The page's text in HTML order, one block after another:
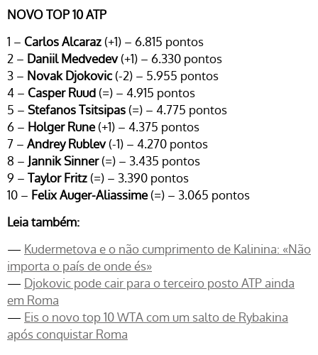
NOVO TOP 10 ATP
1 – Carlos Alcaraz(+1) – 6.815 pontos
2 – Daniil Medvedev(+1) – 6.330 pontos
3 – Novak Djokovic(-2) – 5.955 pontos
4 – Casper Ruud(=) – 4.915 pontos
5 – Stefanos Tsitsipas(=) – 4.775 pontos
6 – Holger Rune(+1) – 4.375 pontos
7 – Andrey Rublev(-1) – 4.270 pontos
8 –Jannik Sinner(=) – 3.435 pontos
9 – Taylor Fritz(=) – 3.390 pontos
10 – Felix Auger-Aliassime(=) – 3.065 pontos
Leia também:
— Kudermetova e o não cumprimento de Kalinina: «Não
importa o país de onde és»
— Djokovic pode cair para o terceiro posto ATP ainda
em Roma
— Eis o novo top 10 WTA com um salto de Rybakina
após conquistar Roma